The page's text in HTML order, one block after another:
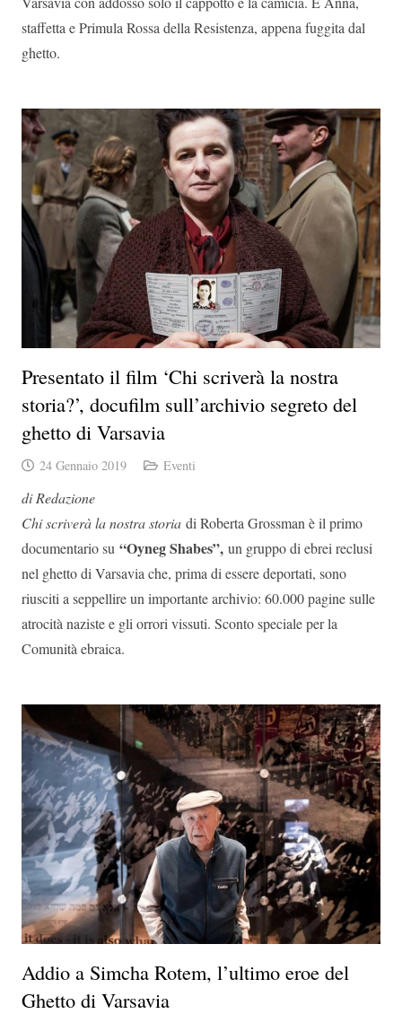
staffetta e Primula Rossa della Resistenza, appena fuggita dal
ghetto.
Presentato il film ‘Chi scriverà la nostra
storia?’, docufilm sull’archivio segreto del
ghetto di Varsavia
24 Gennaio 2019 Eventi
di Redazione
Chi scriverà la nostra storia di Roberta Grossman è il primo
documentario su “Oyneg Shabes”, un gruppo di ebrei reclusi
nel ghetto di Varsavia che, prima di essere deportati, sono
riusciti a seppellire un importante archivio: 60.000 pagine sulle
atrocità naziste e gli orrori vissuti. Sconto speciale per la
Comunità ebraica.
Addio a Simcha Rotem, l’ultimo eroe del
Ghetto di Varsavia